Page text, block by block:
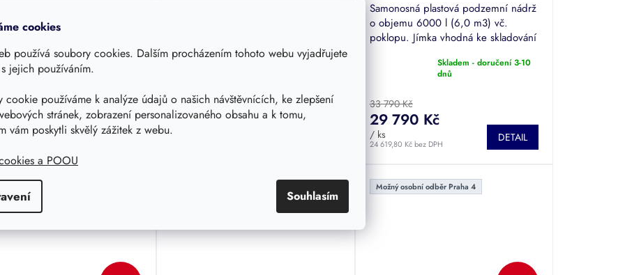
cookies
používá soubory cookies. Dalším procházením tohoto webu vyjadřujete
jejich používáním.
cookie používáme k analýze údajů o našich návštěvnících, ke zlepšení
stránek, zobrazení personalizovaného obsahu a k tomu,
vám poskytli skvělý zážitek z webu.
a POOU
Souhlasím
10000 l (10,0 m3) vč.
Jímka vhodná ke
dešťové či odpadní vody.
Na objednání - doručení
do 4 týdnů
bez DPH
Kč
DETAIL
dešťové či odpadní vody. Tuto
Skladem - doručení 3-10 dnů
26 990 Kč
20 900,80 Kč bez DPH
25 290 Kč
/ ks
Samonosná plastová podzemní nádrž
o objemu 6000 l (6,0 m3) vč.
poklopu. Jímka vhodná ke skladování
nádrž je možné pojíždět.
je
5,0
z
5
Skladem - doručení 3-10
dnů
33 790 Kč
24 619,80 Kč bez DPH
29 790 Kč
/ ks DETAIL
osobní odběr Praha 4
Možný osobní odběr Praha 4